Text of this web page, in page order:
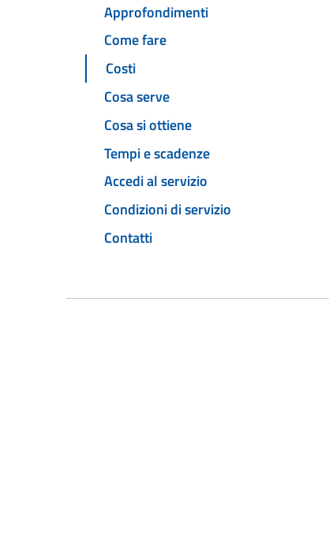
Approfondimenti
Come fare
Costi
Cosa serve
Cosa si ottiene
Tempi e scadenze
Accedi al servizio
Condizioni di servizio
Contatti